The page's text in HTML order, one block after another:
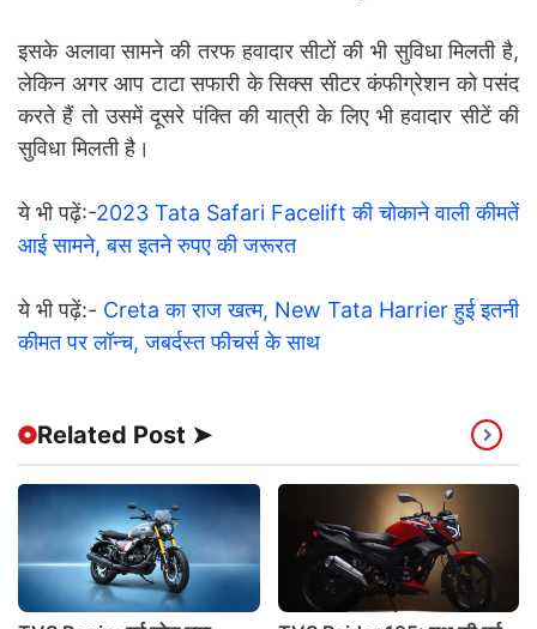
इसके अलावा सामने की तरफ हवादार सीटों की भी सुविधा मिलती है,
लेकिन अगर आप टाटा सफारी के सिक्स सीटर कंफीग्रेशन को पसंद
करते हैं तो उसमें दूसरे पंक्ति की यात्री के लिए भी हवादार सीटें की
सुविधा मिलती है।
ये भी पढ़ें:-2023 Tata Safari Facelift की चोकाने वाली कीमतें
आई सामने, बस इतने रुपए की जरूरत
ये भी पढ़ें:- Creta का राज खत्म, New Tata Harrier हुई इतनी
कीमत पर लॉन्च, जबर्दस्त फीचर्स के साथ
Related Post ➤